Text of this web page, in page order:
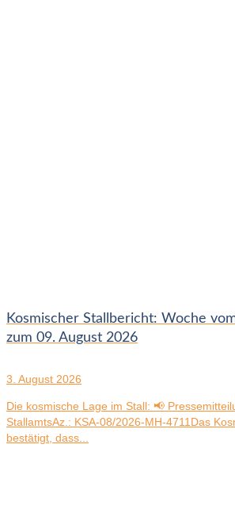
Kosmischer Stallbericht: Woche
zum 09. August 2026
3. August 2026
Die kosmische Lage im Stall: 📢
StallamtsAz.: KSA-08/2026-MH-4711Das
bestätigt, dass...